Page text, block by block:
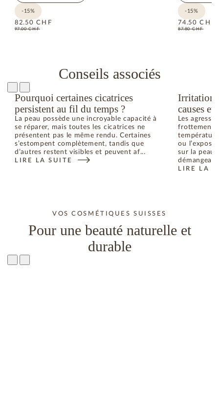
-15%
82.50 CHF
97.00CHF
-15%
74.50 CHF
87.80CHF
Conseils associés
Pourquoi certaines cicatrices
persistent au fil du temps ?
La peau possède une incroyable capacité à
se réparer, mais toutes les cicatrices ne
présentent pas le même rendu. Certaines
s’estompent complètement, tandis que
d’autres restent visibles et peuvent af...
LIRE LA SUITE
causes
Les
ou
sur la peau
démangeai...
LIRE LA
VOS COSMÉTIQUES SUISSES
Pour une beauté naturelle et
durable